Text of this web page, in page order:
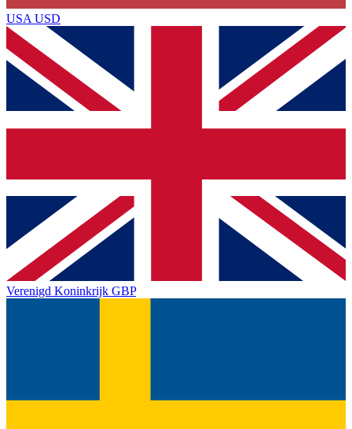
USA USD
Verenigd Koninkrijk GBP